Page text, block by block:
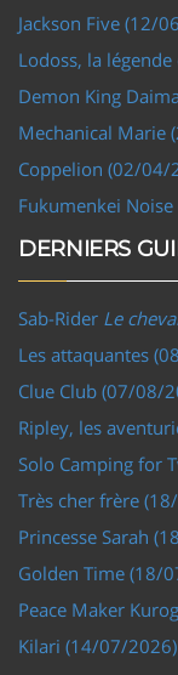
Jackson Five (12/
Lodoss, la
Demon King
Mechanical Marie
Coppelion (02/04/
Fukumenkei
DERNIERS
Sab-Rider Le
Les attaquantes
Clue Club (07/08/
Ripley, les
Solo Camping for
Très cher frère
Princesse Sarah
Golden Time (18/
Peace Maker
Kilari (14/07/2026)